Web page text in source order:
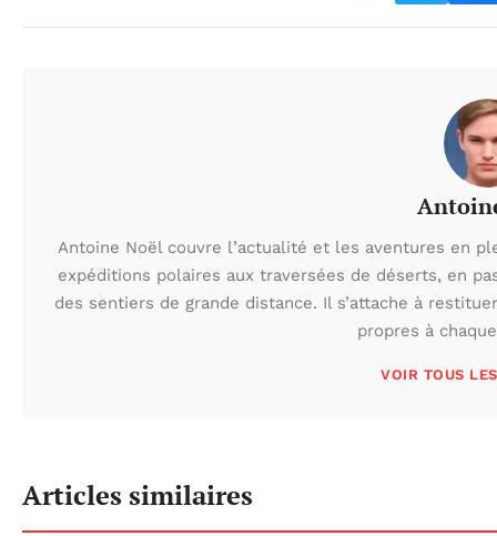
Antoine Noël couvre l’actualité et les aventures en
expéditions polaires aux traversées de déserts, en
des sentiers de grande distance. Il s’attache à
propres à
VOIR TOUS
Articles similaires